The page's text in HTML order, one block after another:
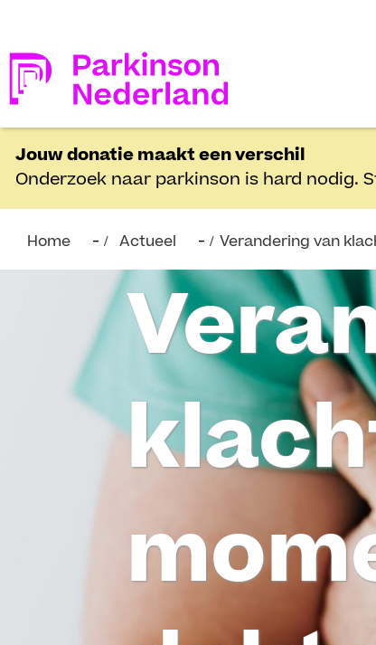
Jouw donatie maakt een verschil
Onderzoek naar parkinson is hard nodig.
Home Actueel Verandering van